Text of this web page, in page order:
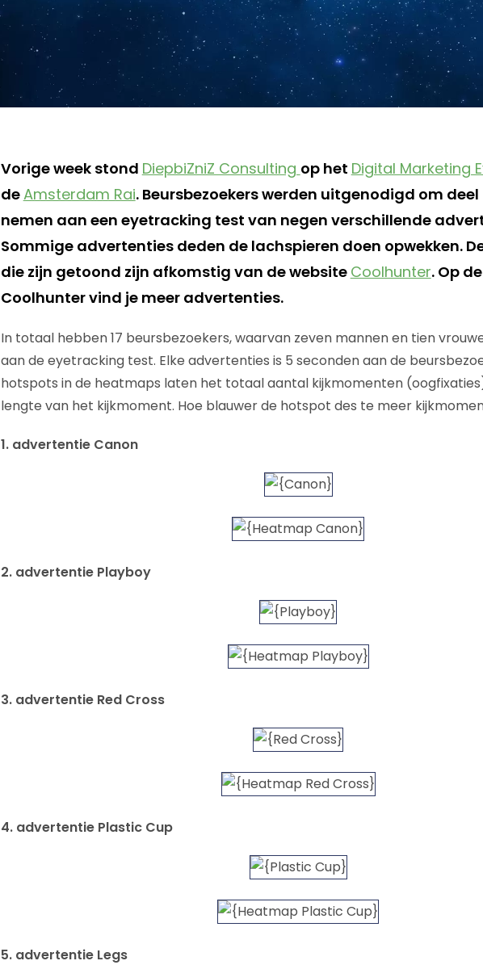
Vorige week stond DiepbiZniZ Consulting op het Digital Marketing
deAmsterdam Rai. Beursbezoekers werden uitgenodigd om deel
nemen aan een eyetracking test van negen verschillende
Sommige advertenties deden de lachspieren doen opwekken.
die zijn getoond zijn afkomstig van de website Coolhunter. Op
Coolhunter vind je meer advertenties.
In totaal hebben 17 beursbezoekers, waarvan zeven mannen en tien
aan de eyetracking test. Elke advertenties is 5 seconden aan de
hotspots in de heatmaps laten het totaal aantal kijkmomenten
lengte van het kijkmoment. Hoe blauwer de hotspot des te meer
1. advertentie Canon
2. advertentie Playboy
3. advertentie Red Cross
4. advertentie Plastic Cup
5. advertentie Legs